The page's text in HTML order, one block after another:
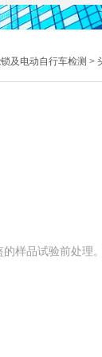
及电动自行车检测 >
样品试验前处理